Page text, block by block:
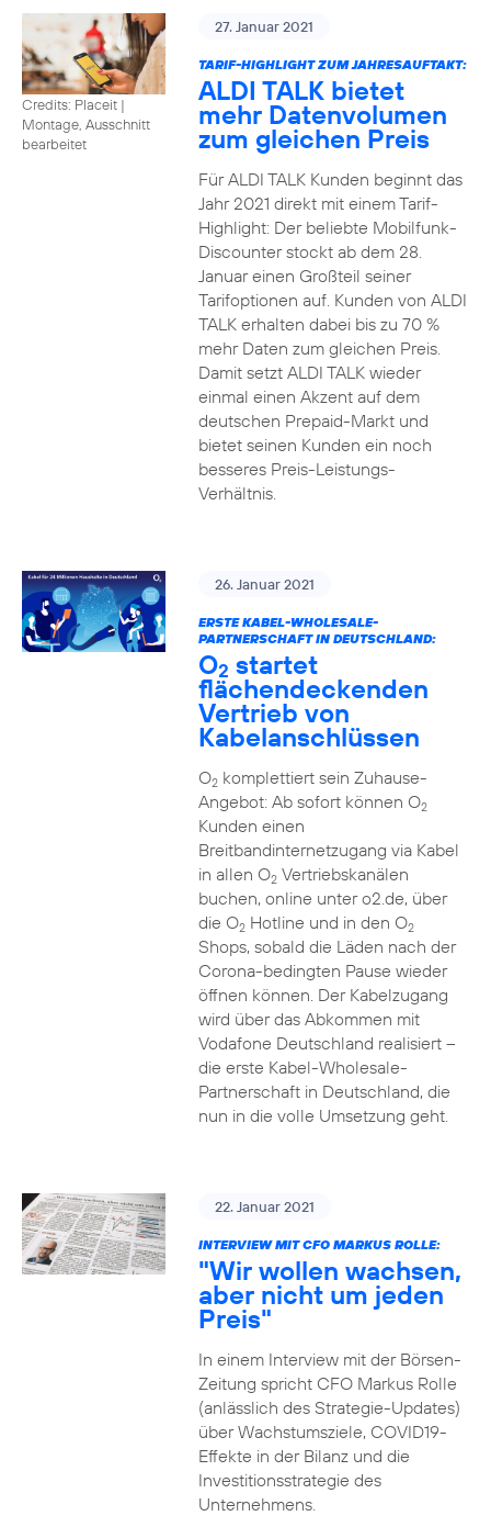
Credits: Placeit |
Montage, Ausschnitt
bearbeitet
27. Januar 2021
TARIF-HIGHLIGHT ZUM JAHRESAUFTAKT:
ALDI TALK bietet
mehr Datenvolumen
zum gleichen Preis
Für ALDI TALK Kunden beginnt das
Jahr 2021 direkt mit einem Tarif-
Highlight: Der beliebte Mobilfunk-
Discounter stockt ab dem 28.
Januar einen Großteil seiner
Tarifoptionen auf. Kunden von ALDI
TALK erhalten dabei bis zu 70 %
mehr Daten zum gleichen Preis.
Damit setzt ALDI TALK wieder
einmal einen Akzent auf dem
deutschen Prepaid-Markt und
bietet seinen Kunden ein noch
besseres Preis-Leistungs-
Verhältnis.
26. Januar 2021
ERSTE KABEL-WHOLESALE-
PARTNERSCHAFT IN DEUTSCHLAND:
O2 startet
flächendeckenden
Vertrieb von
Kabelanschlüssen
O2komplettiert sein Zuhause-
Angebot: Ab sofort können O2
Kunden einen
Breitbandinternetzugang via Kabel
in allen O2Vertriebskanälen
buchen, online unter o2.de, über
die O2Hotline und in den O2
Shops, sobald die Läden nach der
Corona-bedingten Pause wieder
öffnen können. Der Kabelzugang
wird über das Abkommen mit
Vodafone Deutschland realisiert –
die erste Kabel-Wholesale-
Partnerschaft in Deutschland, die
nun in die volle Umsetzung geht.
22. Januar 2021
INTERVIEW MIT CFO MARKUS ROLLE:
"Wir wollen wachsen,
aber nicht um jeden
Preis"
In einem Interview mit der Börsen-
Zeitung spricht CFO Markus Rolle
(anlässlich des Strategie-Updates)
über Wachstumsziele, COVID19-
Effekte in der Bilanz und die
Investitionsstrategie des
Unternehmens.